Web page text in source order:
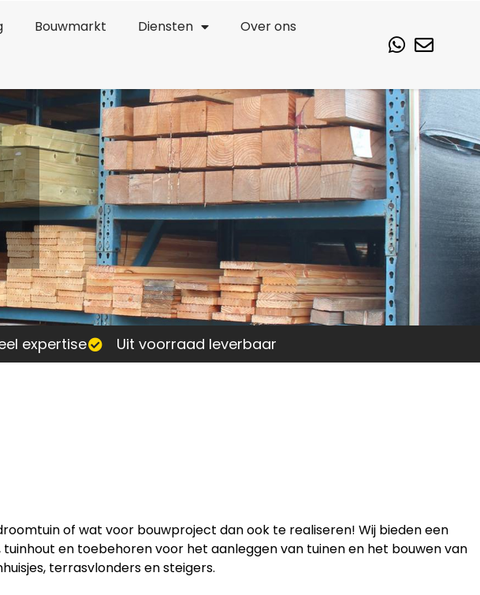
Bouwmarkt Diensten
Over ons
expertise Uit voorraad leverbaar
of wat voor bouwproject dan ook te realiseren! Wij bieden een
en toebehoren voor het aanleggen van tuinen en het bouwen van
terrasvlonders en steigers.